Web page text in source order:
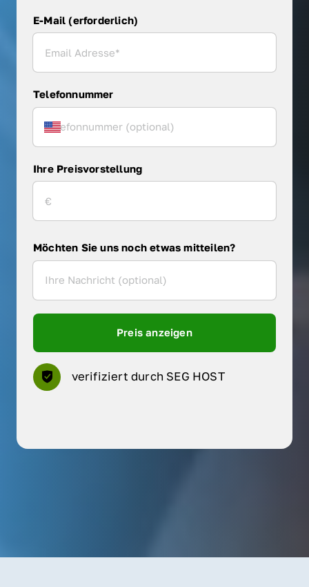
E-Mail (erforderlich)
Telefonnummer
Ihre Preisvorstellung
Möchten Sie uns noch etwas mitteilen?
Preis anzeigen
verifiziert durch SEG HOST